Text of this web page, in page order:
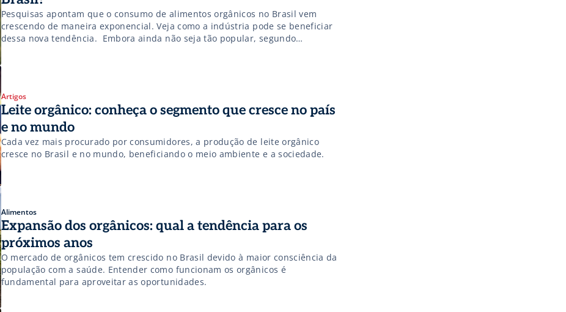
Pesquisas apontam que o consumo de alimentos orgânicos no Brasil vem
crescendo de maneira exponencial. Veja como a indústria pode se beneficiar
dessa nova tendência. Embora ainda não seja tão popular, segundo
pesquisas, o consumo de alimentos orgânicos está ganhando espaço na mesa
dos brasileiros. Os alimentos orgânicos são aqueles cultivados sem
Artigos
Leite orgânico: conheça o segmento que cresce no país
e no mundo
Cada vez mais procurado por consumidores, a produção de leite orgânico
cresce no Brasil e no mundo, beneficiando o meio ambiente e a sociedade.
Alimentos
Expansão dos orgânicos: qual a tendência para os
próximos anos
O mercado de orgânicos tem crescido no Brasil devido à maior consciência da
população com a saúde. Entender como funcionam os orgânicos é
fundamental para aproveitar as oportunidades.